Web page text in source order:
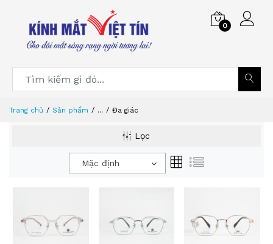
0
Trang chủ Sản phẩm ... Đa giác
Lọc
Mặc định